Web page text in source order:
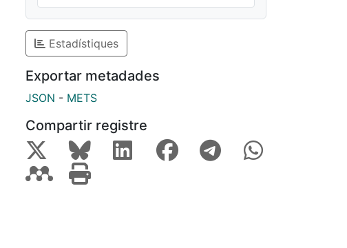
Estadístiques
Exportar metadades
JSON - METS
Compartir registre